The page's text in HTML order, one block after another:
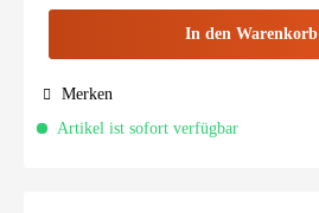
In den Warenkorb
Merken
Artikel ist sofort verfügbar